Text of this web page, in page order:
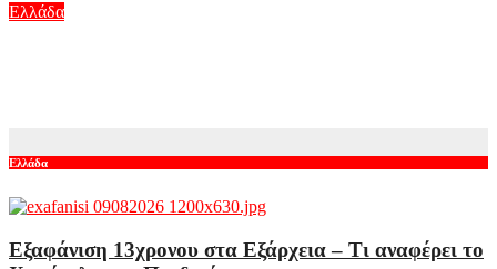
Ελλάδα
Ελλάδα
Εξαφάνιση 13χρονου στα Εξάρχεια – Τι αναφέρει το